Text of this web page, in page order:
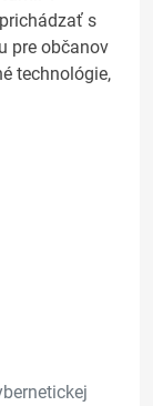
s
pre občanov
technológie,